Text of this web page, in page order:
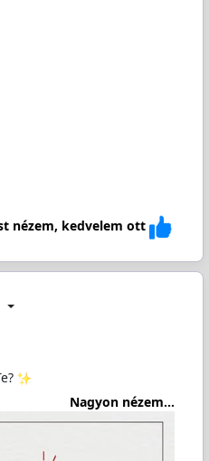
nézem, kedvelem ott
Nagyon nézem...